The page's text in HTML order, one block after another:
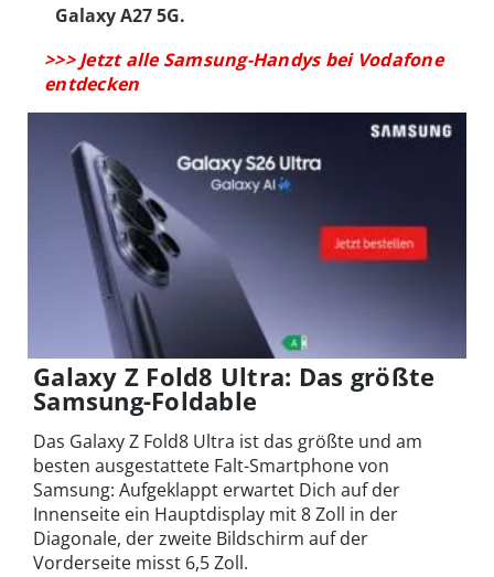
Galaxy A27 5G.
>>> Jetzt alle Samsung-Handys bei Vodafone
entdecken
Galaxy Z Fold8 Ultra: Das größte
Samsung-Foldable
Das Galaxy Z Fold8 Ultra ist das größte und am
besten ausgestattete Falt-Smartphone von
Samsung: Aufgeklappt erwartet Dich auf der
Innenseite ein Hauptdisplay mit 8 Zoll in der
Diagonale, der zweite Bildschirm auf der
Vorderseite misst 6,5 Zoll.